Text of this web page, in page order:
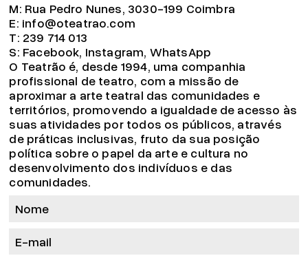
M: Rua Pedro Nunes, 3030-199 Coimbra
E: info@oteatrao.com
T: 239 714 013
S: Facebook, Instagram, WhatsApp
O Teatrão é, desde 1994, uma companhia
profissional de teatro, com a missão de
aproximar a arte teatral das comunidades e
territórios, promovendo a igualdade de acesso às
suas atividades por todos os públicos, através
de práticas inclusivas, fruto da sua posição
política sobre o papel da arte e cultura no
desenvolvimento dos indivíduos e das
comunidades.